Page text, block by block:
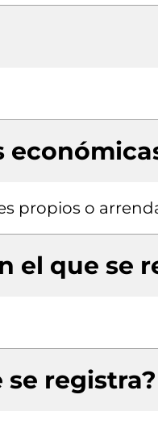
propios o
el que se
se registra?